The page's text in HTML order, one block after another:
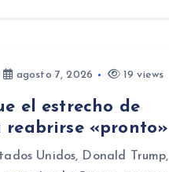
agosto 7, 2026 19 views
el estrecho de
reabrirse «pronto»
Unidos, Donald Trump,